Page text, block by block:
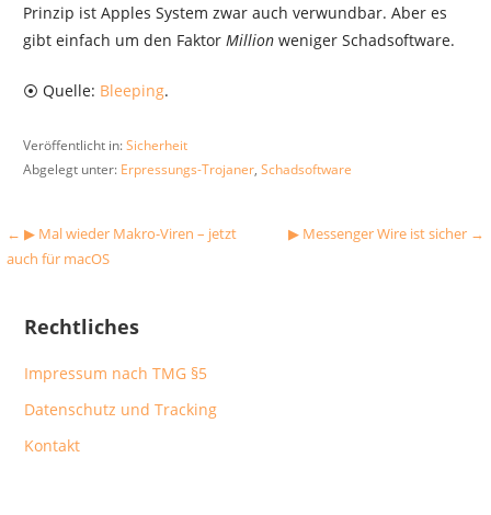
Prinzip ist Apples System zwar auch verwundbar. Aber es
gibt einfach um den Faktor Millionweniger Schadsoftware.
⦿ Quelle: Bleeping.
Veröffentlicht in:Sicherheit
Abgelegt unter: Erpressungs-Trojaner, Schadsoftware
Beitragsnavigation
← ▶︎ Mal wieder Makro-Viren – jetzt
auch für macOS
▶︎ Messenger Wire ist sicher →
Rechtliches
Impressum nach TMG §5
Datenschutz und Tracking
Kontakt